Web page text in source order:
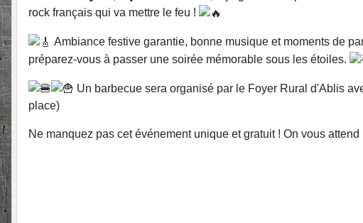
rock français qui va mettre le feu !
Ambiance festive garantie, bonne musique et moments de
préparez-vous à passer une soirée mémorable sous les étoiles.
Un barbecue sera organisé par le Foyer Rural d'Ablis
place)
Ne manquez pas cet événement unique et gratuit ! On vous attend